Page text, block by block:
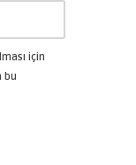
için
bu